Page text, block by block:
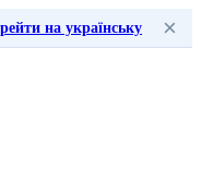
на українську ×